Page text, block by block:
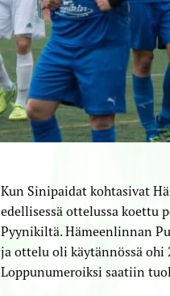
Kun Sinipaidat kohtasivat
edellisessä ottelussa koettu
Pyynikiltä. Hämeenlinnan
ja ottelu oli käytännössä
Loppunumeroiksi saatiin